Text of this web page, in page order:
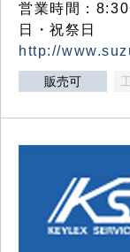
営業時間：
日・祝祭日
http://
販売可